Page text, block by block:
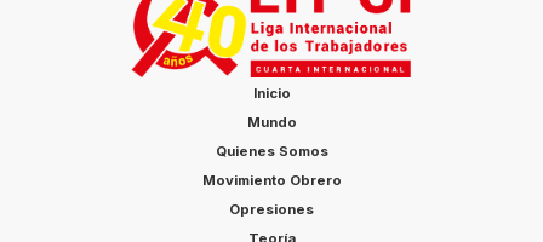
Inicio
Mundo
Quienes Somos
Movimiento Obrero
Opresiones
Teoría